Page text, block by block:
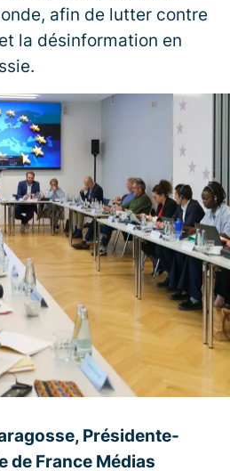
afin de lutter contre
la désinformation en
Présidente-
de France Médias